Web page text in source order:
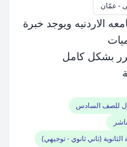
- عمّان
الاردنيه ويوجد خبرة
بشكل كامل
للصف السادس
الثانوية (ثاني ثانوي - توجيهي)